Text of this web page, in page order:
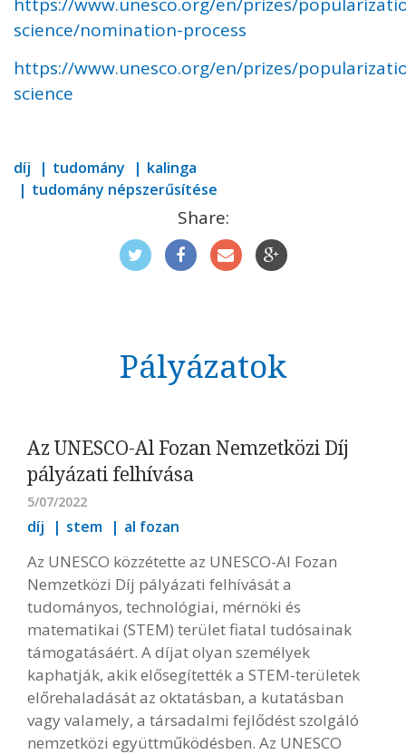
science/nomination-process
https://www.unesco.org/en/prizes/
science
díj tudomány
kalinga
tudomány népszerűsítése
Share:
Pályázatok
Az UNESCO-Al Fozan Nemzetközi Díj
pályázati felhívása
5/07/2022
díj stem al fozan
Az UNESCO közzétette az UNESCO-Al Fozan
Nemzetközi Díj pályázati felhívását a
tudományos, technológiai, mérnöki és
matematikai (STEM) terület fiatal tudósainak
támogatásáért. A díjat olyan személyek
kaphatják, akik elősegítették a STEM-területek
előrehaladását az oktatásban, a kutatásban
vagy valamely, a társadalmi fejlődést szolgáló
nemzetközi együttműködésben. Az UNESCO